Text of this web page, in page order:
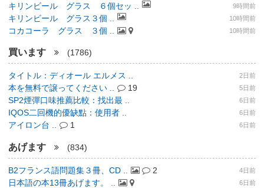
キリンビール グラス ６個セッ .. 9時間前
キリンビール グラス３個 .. 10時間前
コカコーラ グラス ３個 .. 10時間前
買います (1786)
タイトル：ディオール エルメス .. 2日前
本を無料で譲ってください .. 19 5日前
SP2煙彈口味推薦比較：找出最 .. 6日前
IQOS二回機的優缺點：使用者 .. 6日前
アイロン台 .. 1 6日前
あげます (834)
B2フランス語問題集３冊、CD .. 2 4日前
日本語の本13冊あげます。 .. 6日前